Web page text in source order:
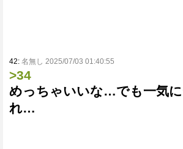
42: 名無し 2025/07/03 01:40:55
>34
めっちゃいいな…でも一気
れ…